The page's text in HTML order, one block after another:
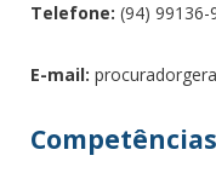
Telefone: (94) 99136-
E-mail:
Competências